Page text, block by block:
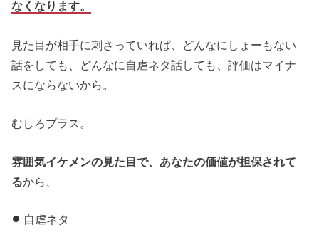
なくなります。
見た目が相手に刺さっていれば、どんなにしょーもない
話をしても、どんなに自虐ネタ話しても、評価はマイナ
スにならないから。
むしろプラス。
雰囲気イケメンの見た目で、あなたの価値が担保されて
るから、
自虐ネタ